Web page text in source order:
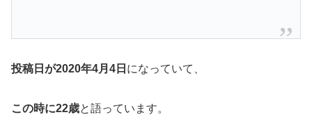
投稿日が2020年4月4日 になっていて、
この時に22歳と語っています。